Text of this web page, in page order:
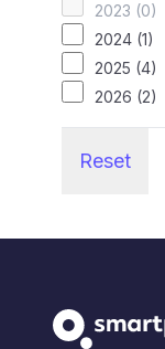
2023 (0)
2024 (1)
2025 (4)
2026 (2)
Reset